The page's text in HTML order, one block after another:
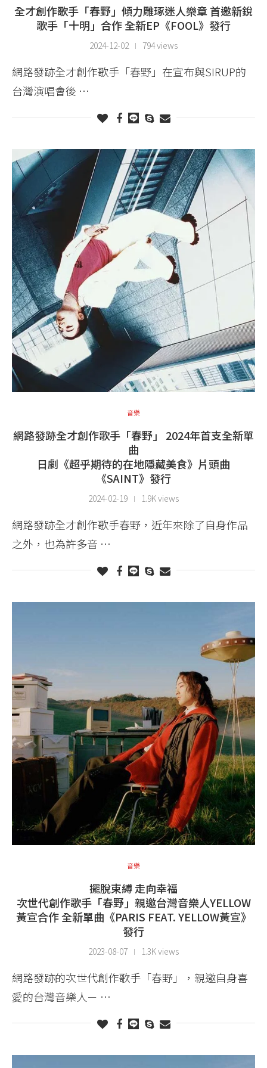
全才創作歌手「春野」傾力雕琢迷人樂章 首邀新銳
歌手「十明」合作 全新EP《FOOL》發行
2024-12-02 794 views
網路發跡全才創作歌手「春野」在宣布與SIRUP的
台灣演唱會後 …
音樂
網路發跡全才創作歌手「春野」 2024年首支全新單
曲
日劇《超乎期待的在地隱藏美食》片頭曲
《SAINT》發行
2024-02-19 1.9K views
網路發跡全才創作歌手春野，近年來除了自身作品
之外，也為許多音 …
音樂
擺脫束縛 走向幸福
次世代創作歌手「春野」親邀台灣音樂人YELLOW
黃宣合作 全新單曲《PARIS FEAT. YELLOW黃宣》
發行
2023-08-07 1.3K views
網路發跡的次世代創作歌手「春野」，親邀自身喜
愛的台灣音樂人－ …